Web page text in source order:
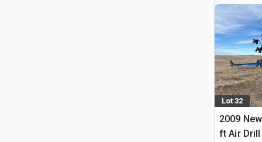
Lot 32
2009
ft Air Drill